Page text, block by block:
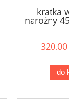
kratka
narożny
320,00
do